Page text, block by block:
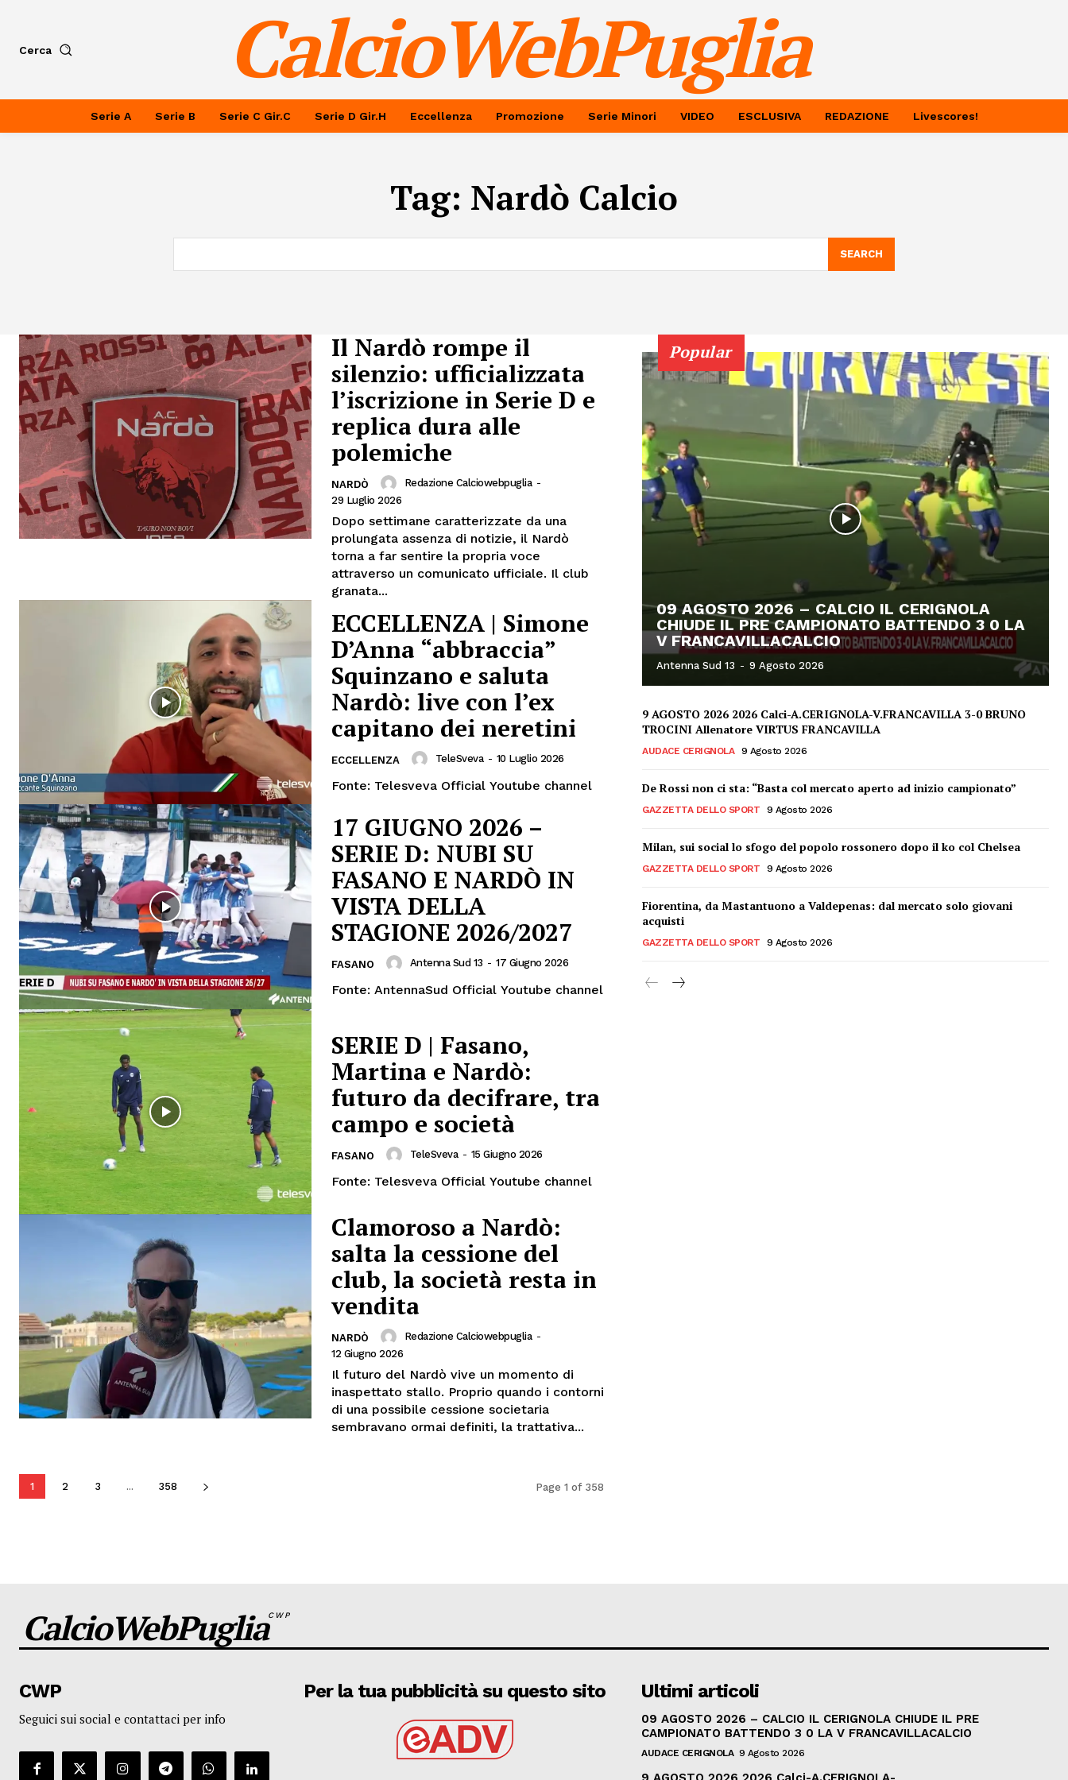
Cerca CalcioWebPuglia
Serie A Serie B Serie C Gir.C Serie D Gir.H Eccellenza Promozione Serie Minori VIDEO ESCLUSIVA REDAZIONE Livescores!
Tag: Nardò Calcio
SEARCH
Il Nardò rompe il
silenzio: ufficializzata
l’iscrizione in Serie D e
replica dura alle
polemiche
NARDÒ Redazione Calciowebpuglia -
29 Luglio 2026
Dopo settimane caratterizzate da una
prolungata assenza di notizie, il Nardò
torna a far sentire la propria voce
attraverso un comunicato ufficiale. Il club
granata...
ECCELLENZA | Simone
D’Anna “abbraccia”
Squinzano e saluta
Nardò: live con l’ex
capitano dei neretini
ECCELLENZA TeleSveva - 10 Luglio 2026
Fonte: Telesveva Official Youtube channel
17 GIUGNO 2026 –
SERIE D: NUBI SU
FASANO E NARDÒ IN
VISTA DELLA
STAGIONE 2026/2027
FASANO Antenna Sud 13 - 17 Giugno 2026
Fonte: AntennaSud Official Youtube channel
SERIE D | Fasano,
Martina e Nardò:
futuro da decifrare, tra
campo e società
FASANO TeleSveva - 15 Giugno 2026
Fonte: Telesveva Official Youtube channel
Clamoroso a Nardò:
salta la cessione del
club, la società resta in
vendita
NARDÒ Redazione Calciowebpuglia -
12 Giugno 2026
Il futuro del Nardò vive un momento di
inaspettato stallo. Proprio quando i contorni
di una possibile cessione societaria
sembravano ormai definiti, la trattativa...
1 2 3 ... 358 Page 1 of 358
Popular
09 AGOSTO 2026 – CALCIO IL CERIGNOLA
CHIUDE IL PRE CAMPIONATO BATTENDO 3 0 LA
V FRANCAVILLACALCIO
Antenna Sud 13 - 9 Agosto 2026
9 AGOSTO 2026 2026 Calci-A.CERIGNOLA-V.FRANCAVILLA 3-0 BRUNO
TROCINI Allenatore VIRTUS FRANCAVILLA
AUDACE CERIGNOLA 9 Agosto 2026
De Rossi non ci sta: “Basta col mercato aperto ad inizio campionato”
GAZZETTA DELLO SPORT 9 Agosto 2026
Milan, sui social lo sfogo del popolo rossonero dopo il ko col Chelsea
GAZZETTA DELLO SPORT 9 Agosto 2026
Fiorentina, da Mastantuono a Valdepenas: dal mercato solo giovani
acquisti
GAZZETTA DELLO SPORT 9 Agosto 2026
CalcioWebPugliaCWP
CWP
Seguici sui social e contattaci per info
Per la tua pubblicità su questo sito Ultimi articoli
09 AGOSTO 2026 – CALCIO IL CERIGNOLA CHIUDE IL PRE
CAMPIONATO BATTENDO 3 0 LA V FRANCAVILLACALCIO
AUDACE CERIGNOLA 9 Agosto 2026